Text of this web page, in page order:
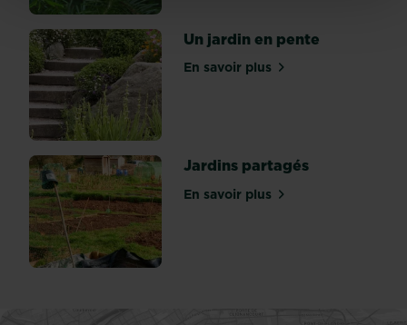
La
spécificité
du
jardin
de
ville...
Un jardin en pente
En savoir plussur Un jardin en pente
Jardins partagés
En savoir plussur Jardins partagés